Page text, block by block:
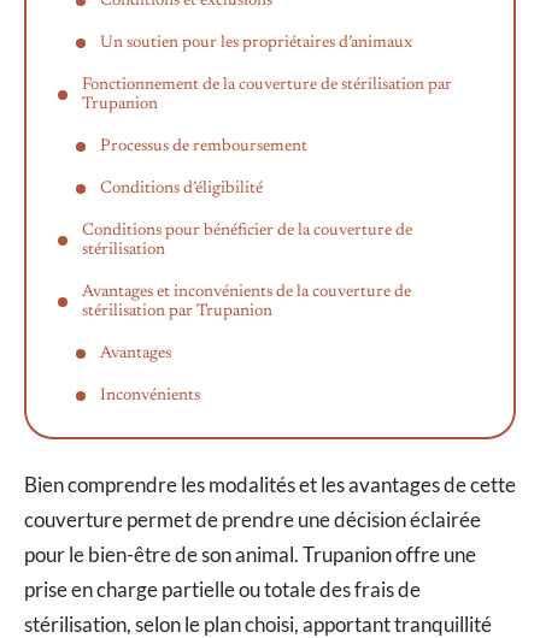
Un soutien pour les propriétaires d’animaux
Fonctionnement de la couverture de stérilisation par
Trupanion
Processus de remboursement
Conditions d’éligibilité
Conditions pour bénéficier de la couverture de
stérilisation
Avantages et inconvénients de la couverture de
stérilisation par Trupanion
Avantages
Inconvénients
Bien comprendre les modalités et les avantages de cette
couverture permet de prendre une décision éclairée
pour le bien-être de son animal. Trupanion offre une
prise en charge partielle ou totale des frais de
stérilisation, selon le plan choisi, apportant tranquillité